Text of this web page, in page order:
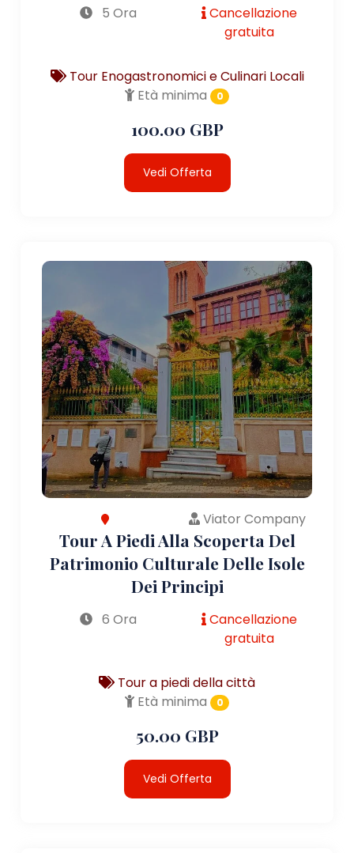
5 Ora
Cancellazione
gratuita
Tour Enogastronomici e Culinari Locali
Età minima
0
100.00 GBP
Vedi Offerta
Viator Company
Tour A Piedi Alla Scoperta Del
Patrimonio Culturale Delle Isole
Dei Principi
6 Ora
Cancellazione
gratuita
Tour a piedi della città
Età minima
0
50.00 GBP
Vedi Offerta